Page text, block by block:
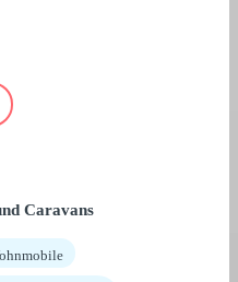
Caravans